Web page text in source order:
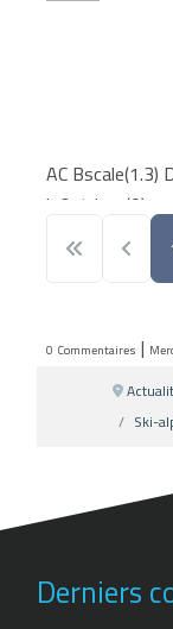
AC Bscale(1.3)
isOutdoor(0)
131cf185f10a
259
0 Commentaires |
Ski-
Derniers